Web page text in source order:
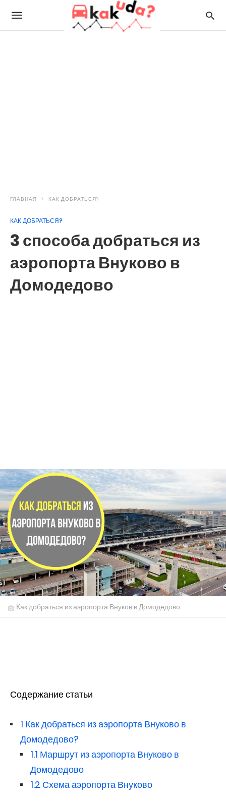
ГЛАВНАЯ КАК ДОБРАТЬСЯ?
КАК ДОБРАТЬСЯ?
3 способа добраться из
аэропорта Внуково в
Домодедово
Как добраться из аэропорта Внуков в Домодедово
Содержание статьи
1 Как добраться из аэропорта Внуково в
Домодедово?
1.1 Маршрут из аэропорта Внуково в
Домодедово
1.2 Схема аэропорта Внуково